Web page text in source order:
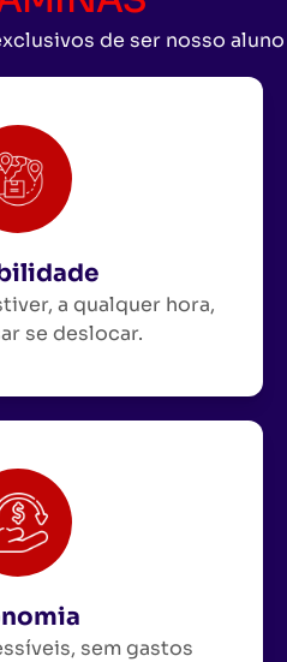
de ser nosso aluno
a qualquer hora,
se deslocar.
sem gastos